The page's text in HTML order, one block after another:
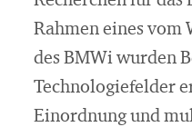
Rahmen eines
des BMWi wurden
Technologiefelder
Einordnung und